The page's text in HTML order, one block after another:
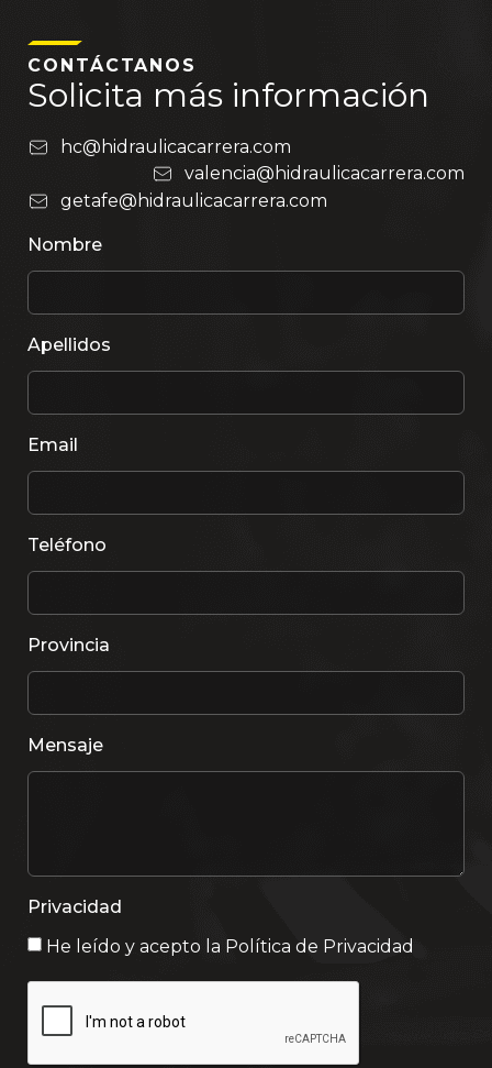
CONTÁCTANOS
Solicita más información
hc@hidraulicacarrera.com
valencia@hidraulicacarrera.com
getafe@hidraulicacarrera.com
Nombre
Apellidos
Email
Teléfono
Provincia
Mensaje
Privacidad
He leído y acepto la Política de Privacidad